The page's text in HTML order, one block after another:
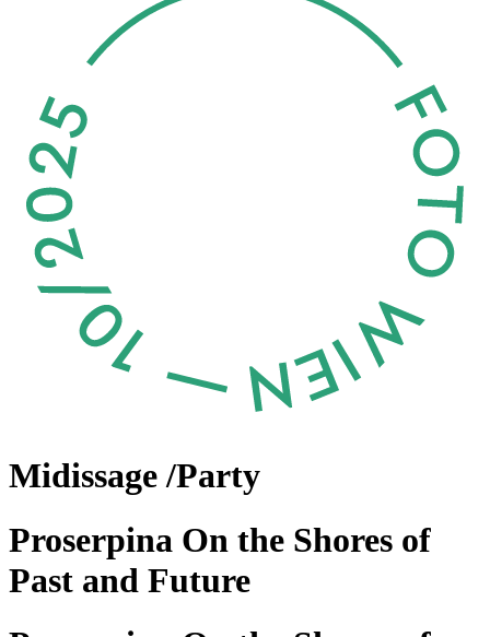
Midissage /Party
Proserpina On the Shores of
Past and Future